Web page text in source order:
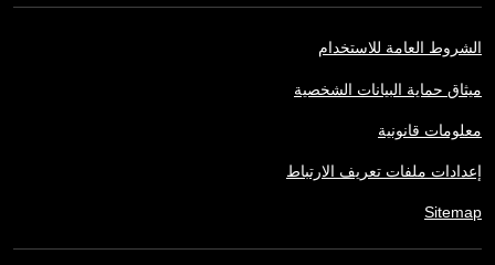
الشروط العامة للاستخدام
ميثاق حماية البيانات الشخصية
معلومات قانونية
إعدادات ملفات تعريف الارتباط
Sitemap